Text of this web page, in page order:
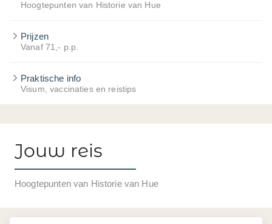
Hoogtepunten van Historie van Hue
Prijzen
Vanaf 71,- p.p.
Praktische info
Visum, vaccinaties en reistips
Jouw reis
Hoogtepunten van Historie van Hue